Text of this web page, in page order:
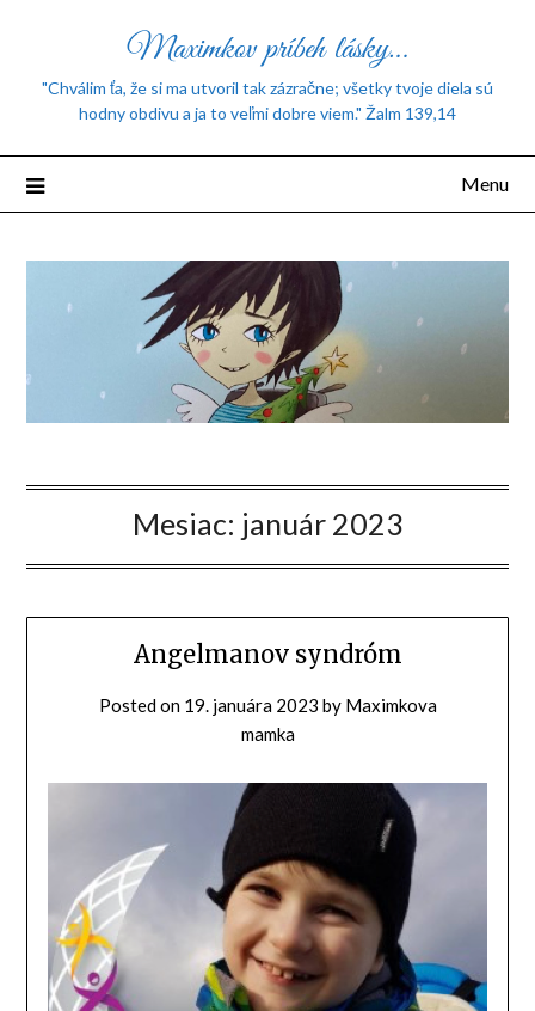
Maximkov príbeh lásky…
"Chválim ťa, že si ma utvoril tak zázračne; všetky tvoje diela sú
hodny obdivu a ja to veľmi dobre viem." Žalm 139,14
Menu
Mesiac: január 2023
Angelmanov syndróm
Posted on 19. januára 2023 by Maximkova
mamka